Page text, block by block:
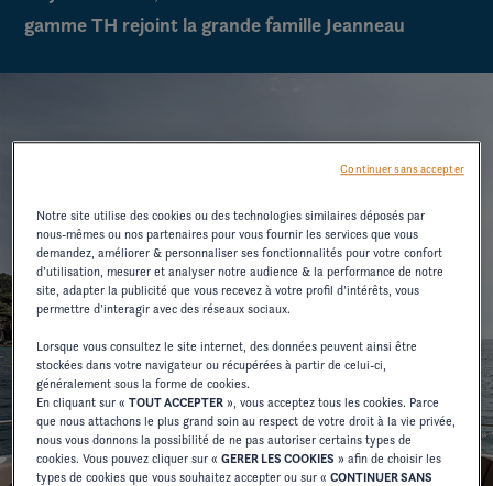
gamme TH rejoint la grande famille Jeanneau
Notre site utilise des cookies ou des technologies similaires déposés par
nous-mêmes ou nos partenaires pour vous fournir les services que vous
demandez, améliorer & personnaliser ses fonctionnalités pour votre confort
d’utilisation, mesurer et analyser notre audience & la performance de notre
site, adapter la publicité que vous recevez à votre profil d’intérêts, vous
permettre d’interagir avec des réseaux sociaux.
Lorsque vous consultez le site internet, des données peuvent ainsi être
stockées dans votre navigateur ou récupérées à partir de celui-ci,
généralement sous la forme de cookies.
En cliquant sur «TOUT ACCEPTER », vous acceptez tous les cookies. Parce
que nous attachons le plus grand soin au respect de votre droit à la vie privée,
nous vous donnons la possibilité de ne pas autoriser certains types de
cookies. Vous pouvez cliquer sur «GERER LES COOKIES » afin de choisir les
types de cookies que vous souhaitez accepter ou sur «CONTINUER SANS
Continuer sans accepter